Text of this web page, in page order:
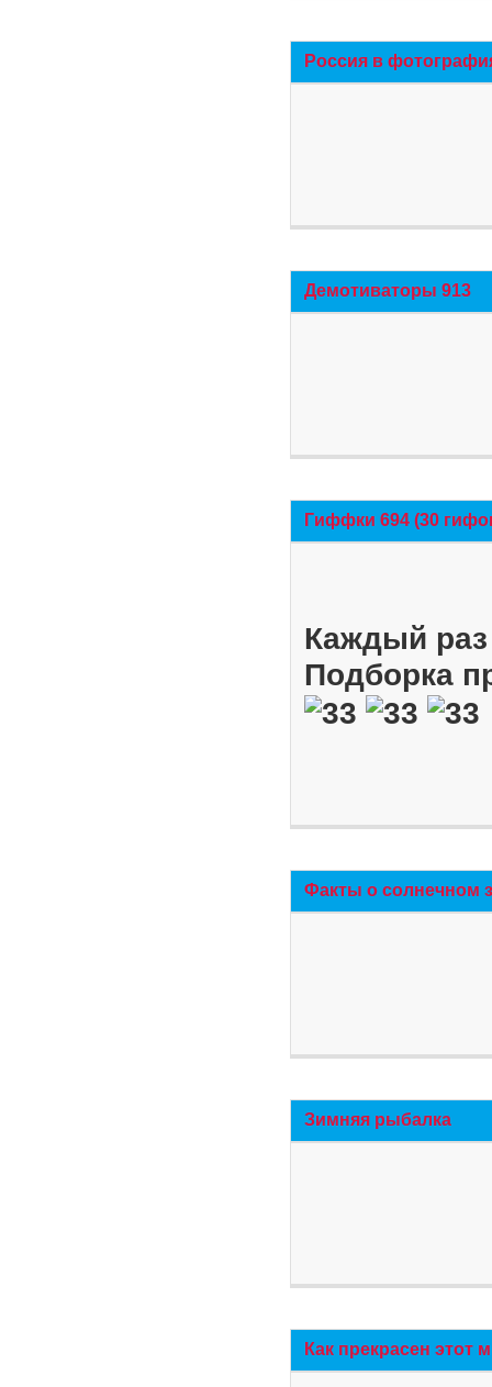
Россия в
Демотиваторы 913
Гиффки 694 (30
Каждый
Подборка
Факты о солнечном
Зимняя рыбалка
Как прекрасен этот